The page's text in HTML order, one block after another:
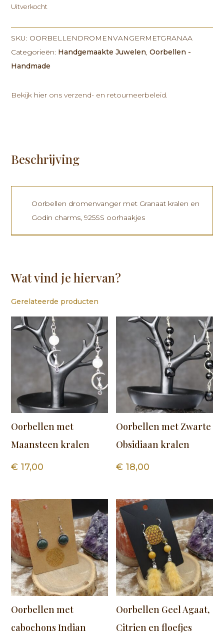
Uitverkocht
SKU: OORBELLENDROMENVANGERMETGRANAA
Categorieën: Handgemaakte Juwelen ,Oorbellen -
Handmade
Bekijk hier ons verzend- en retourneerbeleid.
Beschrijving
Oorbellen dromenvanger met Granaat kralen en
Godin charms, 925SS oorhaakjes
Wat vind je hiervan?
Gerelateerde producten
Oorbellen met
Maansteen kralen
€ 17,00
Oorbellen met Zwarte
Obsidiaan kralen
€ 18,00
Oorbellen met
cabochons Indian
Oorbellen Geel Agaat,
Citrien en floefjes